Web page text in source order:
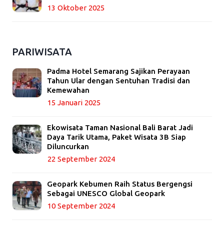
13 Oktober 2025
PARIWISATA
Padma Hotel Semarang Sajikan Perayaan
Tahun Ular dengan Sentuhan Tradisi dan
Kemewahan
15 Januari 2025
Ekowisata Taman Nasional Bali Barat Jadi
Daya Tarik Utama, Paket Wisata 3B Siap
Diluncurkan
22 September 2024
Geopark Kebumen Raih Status Bergengsi
Sebagai UNESCO Global Geopark
10 September 2024